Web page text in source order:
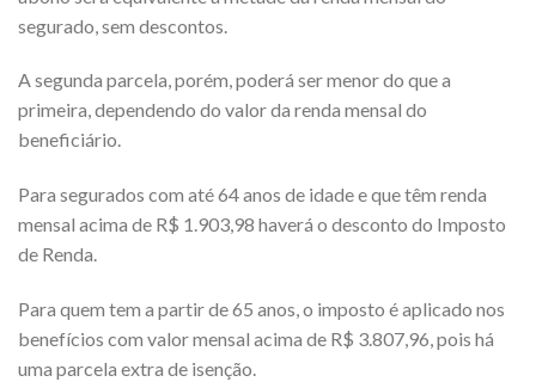
segurado, sem descontos.
A segunda parcela, porém, poderá ser menor do que a
primeira, dependendo do valor da renda mensal do
beneficiário.
Para segurados com até 64 anos de idade e que têm renda
mensal acima de R$ 1.903,98 haverá o desconto do Imposto
de Renda.
Para quem tem a partir de 65 anos, o imposto é aplicado nos
benefícios com valor mensal acima de R$ 3.807,96, pois há
uma parcela extra de isenção.